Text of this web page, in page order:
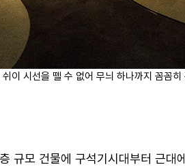
이 시선을 뗄 수 없어 무늬 하나까지 꼼꼼히
모 건물에 구석기시대부터 근대